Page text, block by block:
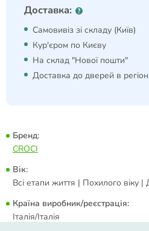
Доставка:
Самовивіз зі складу (Київ)
Кур'єром по Києву
На склад "Нової пошти"
Доставка до дверей в регіон
Бренд:
CROCI
Вік:
Всі етапи життя | Похилого віку
Країна виробник/реєстрація:
Італія/Італія